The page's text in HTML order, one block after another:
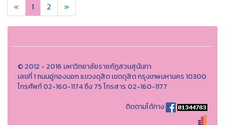
« 1 2 »
© 2012 - 2016 มหาวิทยาลัยราชภัฏสวนสุนันทา
เลขที่ 1 ถนนอู่ทองนอก แขวงดุสิต เขตดุสิต กรุงเทพมหานคร 10300
โทรศัพท์ 02-160-1174 ถึง 75 โทรสาร 02-160-1177
ติดตามได้ทาง